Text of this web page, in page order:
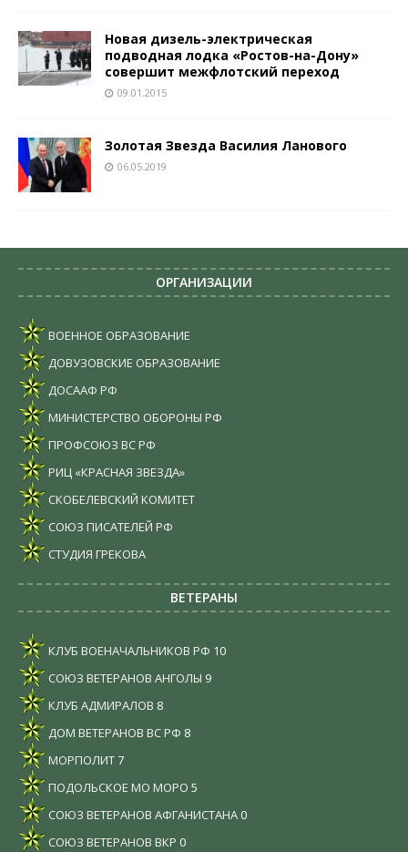
Новая дизель-электрическая
подводная лодка «Ростов-на-Дону»
совершит межфлотский переход
09.01.2015
Золотая Звезда Василия Ланового
06.05.2019
ОРГАНИЗАЦИИ
ВОЕННОЕ ОБРАЗОВАНИЕ
ДОВУЗОВСКИЕ ОБРАЗОВАНИЕ
ДОСААФ РФ
МИНИСТЕРСТВО ОБОРОНЫ РФ
ПРОФСОЮЗ ВС РФ
РИЦ «КРАСНАЯ ЗВЕЗДА»
СКОБЕЛЕВСКИЙ КОМИТЕТ
СОЮЗ ПИСАТЕЛЕЙ РФ
СТУДИЯ ГРЕКОВА
ВЕТЕРАНЫ
КЛУБ ВОЕНАЧАЛЬНИКОВ РФ 10
СОЮЗ ВЕТЕРАНОВ АНГОЛЫ 9
КЛУБ АДМИРАЛОВ 8
ДОМ ВЕТЕРАНОВ ВС РФ 8
МОРПОЛИТ7
ПОДОЛЬСКОЕ МО МОРО 5
СОЮЗ ВЕТЕРАНОВ АФГАНИСТАНА 0
СОЮЗ ВЕТЕРАНОВ ВКР 0